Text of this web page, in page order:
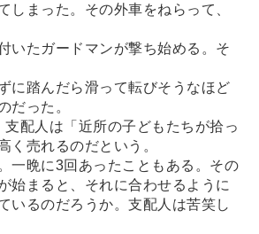
まった。その外車をねらって、
いたガードマンが撃ち始める。そ
に踏んだら滑って転びそうなほど
だった。
配人は「近所の子どもたちが拾っ
く売れるのだという。
一晩に3回あったこともある。その
始まると、それに合わせるように
いるのだろうか。支配人は苦笑し